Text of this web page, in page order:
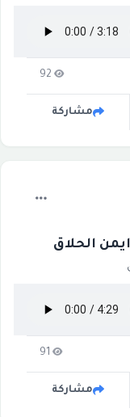
92
مشاركة
الحلاق
91
مشاركة